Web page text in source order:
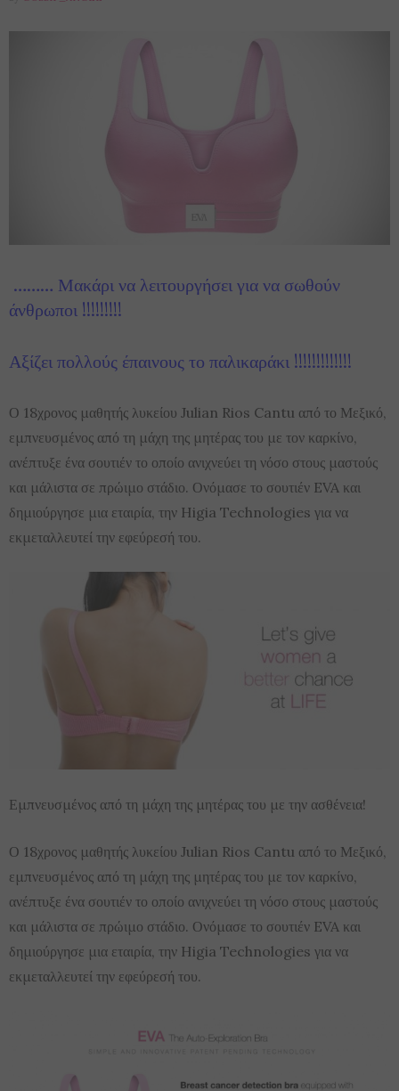
……… Μακάρι να λειτουργήσει για να σωθούν
άνθρωποι !!!!!!!!!
Αξίζει πολλούς έπαινους το παλικαράκι !!!!!!!!!!!!!
Ο 18χρονος μαθητής λυκείου Julian Rios Cantu από το Μεξικό,
εμπνευσμένος από τη μάχη της μητέρας του με τον καρκίνο,
ανέπτυξε ένα σουτιέν το οποίο ανιχνεύει τη νόσο στους μαστούς
και μάλιστα σε πρώιμο στάδιο. Ονόμασε το σουτιέν EVA και
δημιούργησε μια εταιρία, την Higia Technologies για να
εκμεταλλευτεί την εφεύρεσή του.
Εμπνευσμένος από τη μάχη της μητέρας του με την ασθένεια!
Ο 18χρονος μαθητής λυκείου Julian Rios Cantu από το Μεξικό,
εμπνευσμένος από τη μάχη της μητέρας του με τον καρκίνο,
ανέπτυξε ένα σουτιέν το οποίο ανιχνεύει τη νόσο στους μαστούς
και μάλιστα σε πρώιμο στάδιο. Ονόμασε το σουτιέν EVA και
δημιούργησε μια εταιρία, την Higia Technologies για να
εκμεταλλευτεί την εφεύρεσή του.